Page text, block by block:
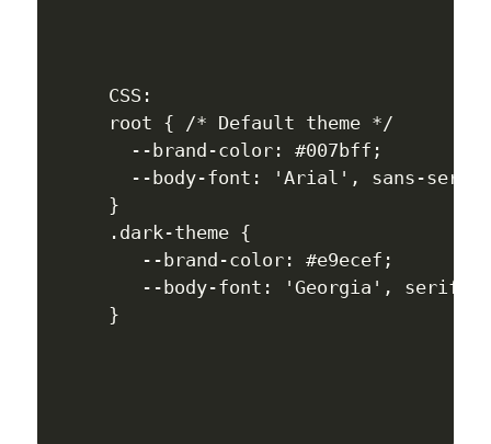
CSS:
root { /* Default theme */
  --brand-color: #007bff;
  --body-font: 'Arial', sans-serif;
}
.dark-theme {
   --brand-color: #e9ecef;
   --body-font: 'Georgia', serif;